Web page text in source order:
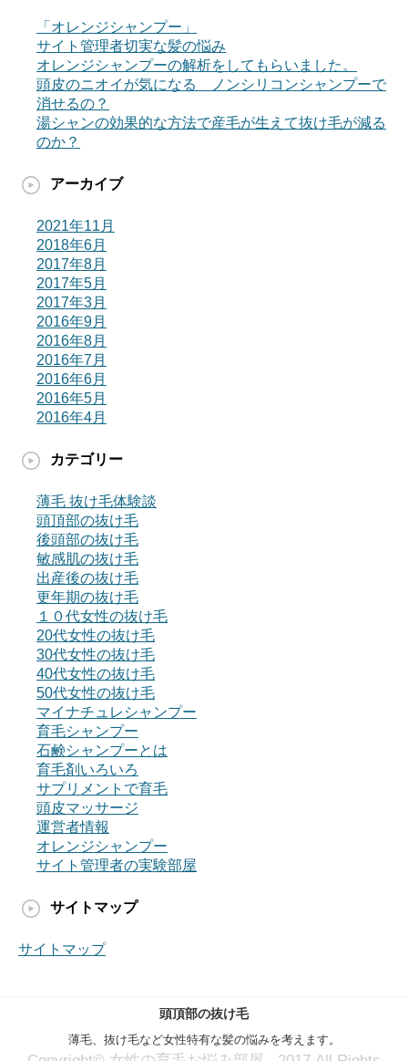
「オレンジシャンプー」
サイト管理者切実な髪の悩み
オレンジシャンプーの解析をしてもらいました。
頭皮のニオイが気になる ノンシリコンシャンプーで
消せるの？
湯シャンの効果的な方法で産毛が生えて抜け毛が減る
のか？
アーカイブ
2021年11月
2018年6月
2017年8月
2017年5月
2017年3月
2016年9月
2016年8月
2016年7月
2016年6月
2016年5月
2016年4月
カテゴリー
薄毛 抜け毛体験談
頭頂部の抜け毛
後頭部の抜け毛
敏感肌の抜け毛
出産後の抜け毛
更年期の抜け毛
１０代女性の抜け毛
20代女性の抜け毛
30代女性の抜け毛
40代女性の抜け毛
50代女性の抜け毛
マイナチュレシャンプー
育毛シャンプー
石鹸シャンプーとは
育毛剤いろいろ
サプリメントで育毛
頭皮マッサージ
運営者情報
オレンジシャンプー
サイト管理者の実験部屋
サイトマップ
サイトマップ
頭頂部の抜け毛
薄毛、抜け毛など女性特有な髪の悩みを考えます。